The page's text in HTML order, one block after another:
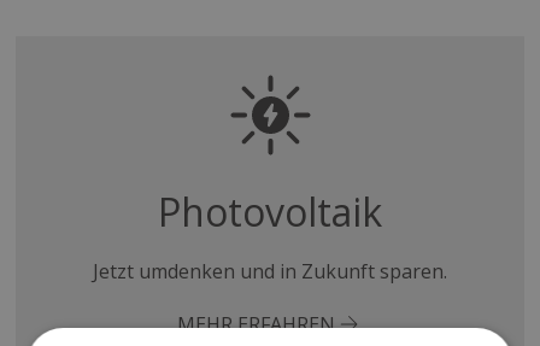
Photovoltaik
Jetzt umdenken und in Zukunft sparen.
MEHR ERFAHREN